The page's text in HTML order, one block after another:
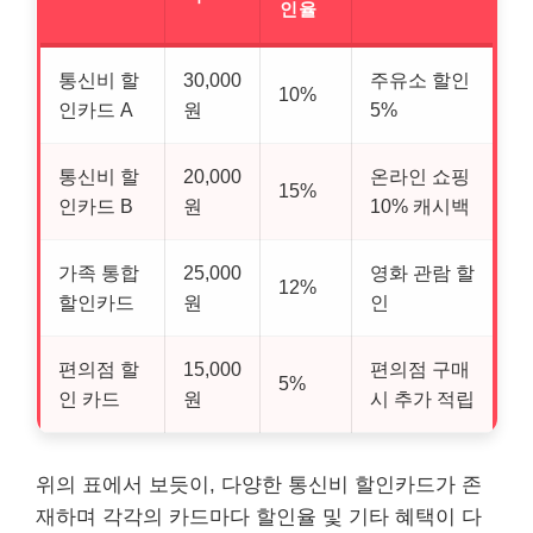
인율
통신비 할
인카드 A
30,000
원
10%
주유소 할인
5%
통신비 할
인카드 B
20,000
원
15%
온라인 쇼핑
10% 캐시백
가족 통합
할인카드
25,000
원
12%
영화 관람 할
인
편의점 할
인 카드
15,000
원
5%
편의점 구매
시 추가 적립
위의 표에서 보듯이, 다양한 통신비 할인카드가 존
재하며 각각의 카드마다 할인율 및 기타 혜택이 다